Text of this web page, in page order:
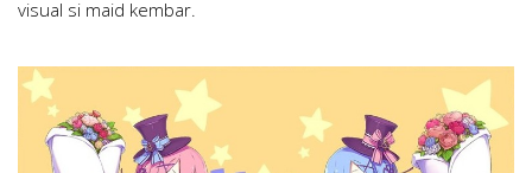
visual si maid kembar.